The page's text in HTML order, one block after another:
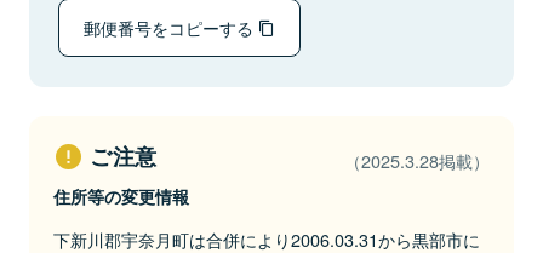
郵便番号をコピーする
ご注意 （2025.3.28掲載）
住所等の変更情報
下新川郡宇奈月町は合併により2006.03.31から黒部市に